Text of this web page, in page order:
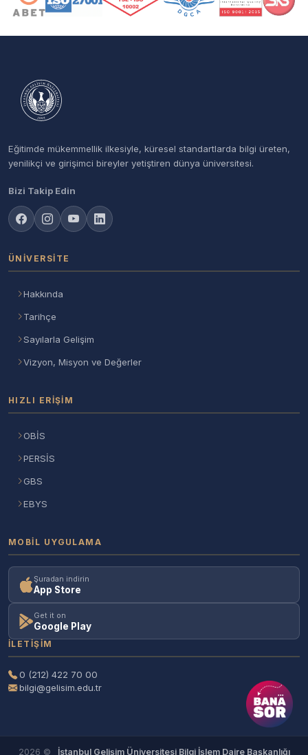
Eğitimde mükemmellik ilkesiyle, küresel standartlarda bilgi üreten,
yenilikçi ve girişimci bireyler yetiştiren dünya üniversitesi.
Bizi Takip Edin
ÜNIVERSITE
Hakkında
Tarihçe
Sayılarla Gelişim
Vizyon, Misyon ve Değerler
HIZLI ERIŞIM
OBİS
PERSİS
GBS
EBYS
MOBIL UYGULAMA
Şuradan indirin
App Store
Get it on
Google Play
İLETIŞIM
0 (212) 422 70 00
bilgi@gelisim.edu.tr
2026 © İstanbul Gelişim Üniversitesi Bilgi İşlem Daire Başkanlığı